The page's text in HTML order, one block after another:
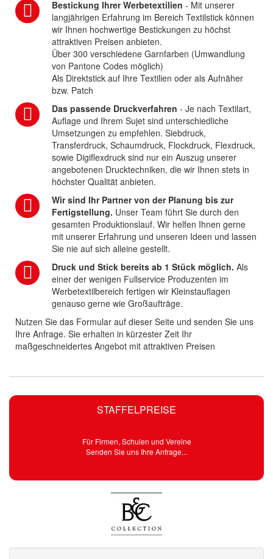
STAFFELPREISE
Für Firmen, Schulen und Vereine
Senden Sie uns Ihre Anfrage...
Bestickung Ihrer Werbetextilien - Mit unserer
langjährigen Erfahrung im Bereich Textilstick können
wir Ihnen hochwertige Bestickungen zu höchst
attraktiven Preisen anbieten.
Über 300 verschiedene Garnfarben (Umwandlung
von Pantone Codes möglich)
Als Direktstick auf Ihre Textilien oder als Aufnäher
bzw. Patch
Das passende Druckverfahren - Je nach Textilart,
Auflage und Ihrem Sujet sind unterschiedliche
Umsetzungen zu empfehlen. Siebdruck,
Transferdruck, Schaumdruck, Flockdruck, Flexdruck,
sowie Digiflexdruck sind nur ein Auszug unserer
angebotenen Drucktechniken, die wir Ihnen stets in
höchster Qualität anbieten.
Wir sind Ihr Partner von der Planung bis zur
Fertigstellung. Unser Team führt Sie durch den
gesamten Produktionslauf. Wir helfen Ihnen gerne
mit unserer Erfahrung und unseren Ideen und lassen
Sie nie auf sich alleine gestellt.
Druck und Stick bereits ab 1 Stück möglich. Als
einer der wenigen Fullservice Produzenten im
Werbetextilbereich fertigen wir Kleinstauflagen
genauso gerne wie Großaufträge.
Nutzen Sie das Formular auf dieser Seite und senden Sie uns
Ihre Anfrage. Sie erhalten in kürzester Zeit Ihr
maßgeschneidertes Angebot mit attraktiven Preisen